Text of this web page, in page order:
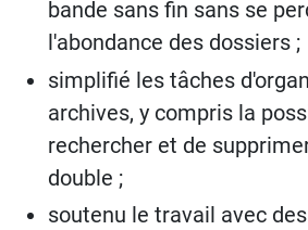
bande sans fin sans se
l'abondance des dossiers ;
simplifié les tâches
archives, y compris la
rechercher et de
double ;
soutenu le travail avec